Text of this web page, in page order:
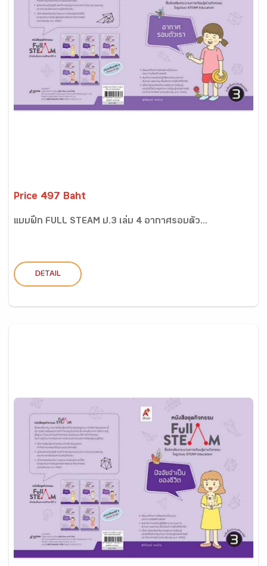
Price 497 Baht
แบบฝึก FULL STEAM ป.3 เล่ม 4 อากาศรอบตัว...
DETAIL